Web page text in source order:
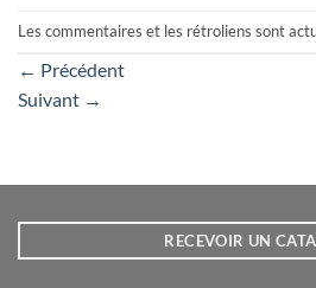
Les commentaires et les rétroliens sont
← Précédent
Suivant →
RECEVOIR UN